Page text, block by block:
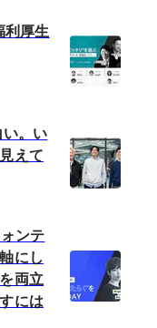
利厚生
。い
えて
ンテ
にし
両立
には